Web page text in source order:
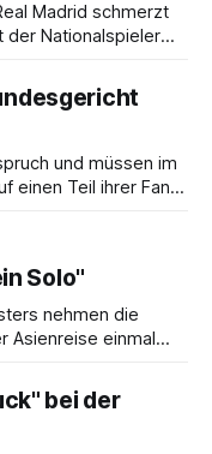
Madrid schmerzt
der Nationalspieler
und müssen im
einen Teil ihrer Fans
Solo"
nehmen die
Asienreise einmal
bei der